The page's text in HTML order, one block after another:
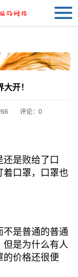
开！
评论：0
是败给了口
着口罩，口罩也
是普通的普通
但是为什么有人
的价格还很便